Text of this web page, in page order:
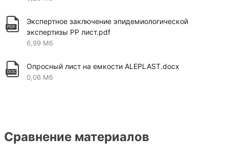
Экспертное заключение эпидемиологической
экспертизы PP лист.pdf
6,99 Мб
Опросный лист на емкости ALEPLAST.docx
0,06 Мб
Сравнение материалов